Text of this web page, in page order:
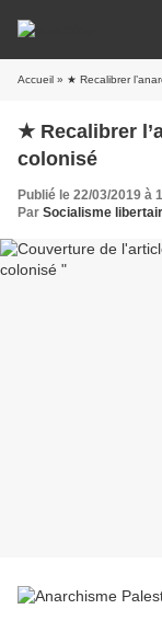
Accueil » ★ Recalibrer
★ Recalibrer
colonisé
Publié le 22/03/2019 à
Par Socialisme